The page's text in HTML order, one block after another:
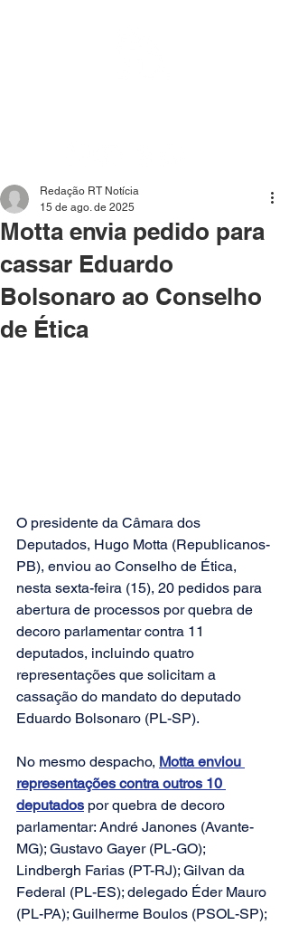
Motta envia pedido para
cassar Eduardo
Bolsonaro ao Conselho
de Ética
Redação RT Notícia
15 de ago. de 2025
O presidente da Câmara dos
Deputados, Hugo Motta (Republicanos-
PB), enviou ao Conselho de Ética,
nesta sexta-feira (15), 20 pedidos para
abertura de processos por quebra de
decoro parlamentar contra 11
deputados, incluindo quatro
representações que solicitam a
cassação do mandato do deputado
Eduardo Bolsonaro (PL-SP).
No mesmo despacho, Motta enviou
representações contra outros 10
deputados por quebra de decoro
parlamentar: André Janones (Avante-
MG); Gustavo Gayer (PL-GO);
Lindbergh Farias (PT-RJ); Gilvan da
Federal (PL-ES); delegado Éder Mauro
(PL-PA); Guilherme Boulos (PSOL-SP);